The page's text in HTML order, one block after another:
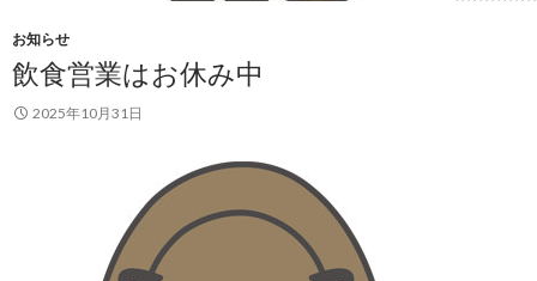
お知らせ
飲食営業はお休み中
2025年10月31日